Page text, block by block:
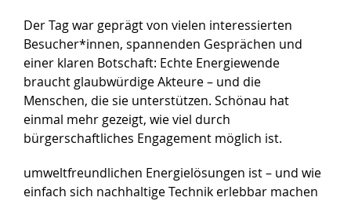
Der Tag war geprägt von vielen interessierten
Besucher*innen, spannenden Gesprächen und
einer klaren Botschaft: Echte Energiewende
braucht glaubwürdige Akteure – und die
Menschen, die sie unterstützen. Schönau hat
einmal mehr gezeigt, wie viel durch
bürgerschaftliches Engagement möglich ist.
umweltfreundlichen Energielösungen ist – und wie
einfach sich nachhaltige Technik erlebbar machen